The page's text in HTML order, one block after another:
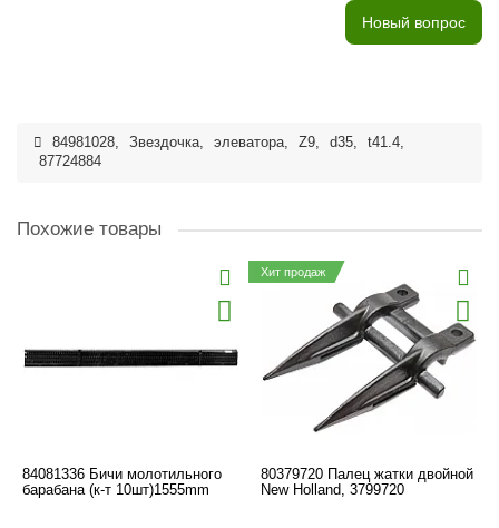
Новый вопрос
84981028, Звездочка, элеватора, Z9, d35, t41.4,
87724884
Похожие товары
84081336 Бичи молотильного
барабана (к-т 10шт)1555mm
Хит продаж
80379720 Палец жатки двойной
New Holland, 3799720